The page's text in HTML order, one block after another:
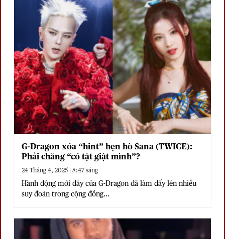
G-Dragon xóa “hint” hẹn hò Sana (TWICE):
Phải chăng “có tật giật mình”?
24 Tháng 4, 2025 | 8:47 sáng
Hành động mới đây của G-Dragon đã làm dấy lên nhiều
suy đoán trong cộng đồng...